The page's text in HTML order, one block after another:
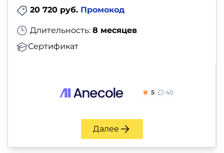
20 720 руб. Промокод
Длительность: 8 месяцев
Сертификат
5 40
Далее